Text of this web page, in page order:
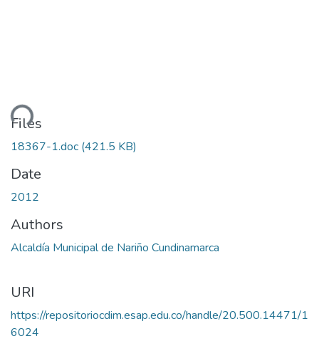
Files
18367-1.doc (421.5 KB)
Date
2012
Authors
Alcaldía Municipal de Nariño Cundinamarca
URI
https://repositoriocdim.esap.edu.co/handle/20.500.14471/1
6024